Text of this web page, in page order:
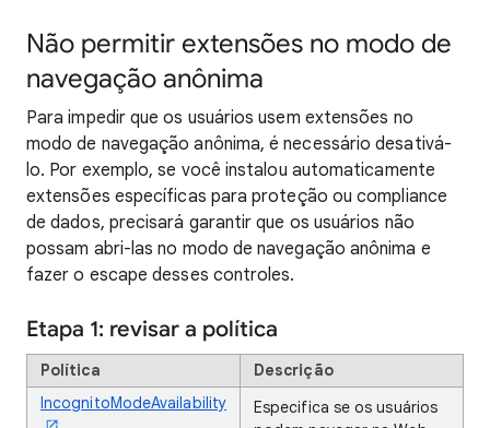
Não permitir extensões no modo de
navegação anônima
Para impedir que os usuários usem extensões no
modo de navegação anônima, é necessário desativá-
lo. Por exemplo, se você instalou automaticamente
extensões específicas para proteção ou compliance
de dados, precisará garantir que os usuários não
possam abri-las no modo de navegação anônima e
fazer o escape desses controles.
Etapa 1: revisar a política
Política
Descrição
IncognitoModeAvailability
Especifica se os usuários